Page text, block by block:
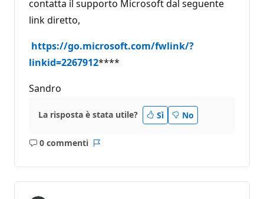
contatta il supporto Microsoft dal seguente
link diretto,
https://go.microsoft.com/fwlink/?
linkid=2267912****
Sandro
La risposta è stata utile? Sì No
0 commenti
Nessun